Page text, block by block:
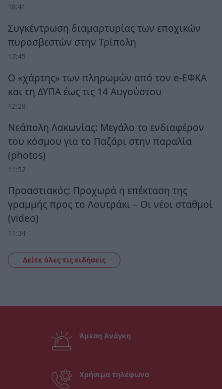
18:41
Συγκέντρωση διαμαρτυρίας των εποχικών
πυροσβεστών στην Τρίπολη
17:45
Ο «χάρτης» των πληρωμών από τον e-ΕΦΚΑ
και τη ΔΥΠΑ έως τις 14 Αυγούστου
12:28
Νεάπολη Λακωνίας: Μεγάλο το ενδιαφέρον
του κόσμου για το Παζάρι στην παραλία
(photos)
11:52
Προαστιακός: Προχωρά η επέκταση της
γραμμής προς το Λουτράκι – Οι νέοι σταθμοί
(video)
11:34
Δείτε όλες τις ειδήσεις
Άμεση Ανάγκη
Χρήσιμα τηλέφωνα